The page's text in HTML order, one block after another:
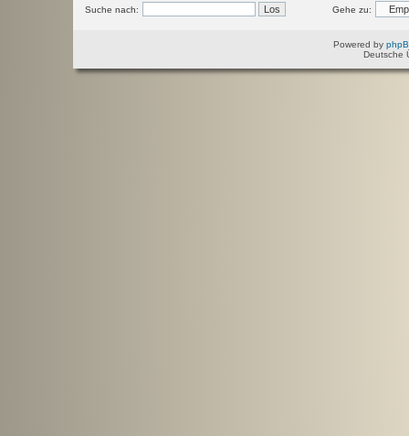
Suche nach: Gehe zu:
Powered by
Deutsche